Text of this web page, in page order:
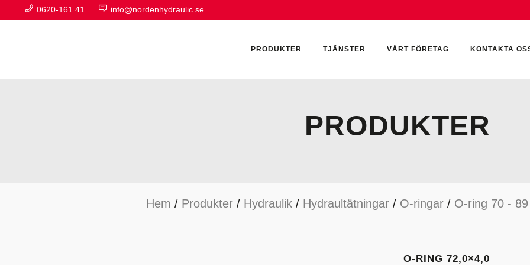
0620-161 41 info@nordenhydraulic.se
PRODUKTER
HYDRAULIKTILLBEHÖR HYDRAULMOTORER
TJÄNSTER VÅRT FÖRETAG KONTAKTA
PRODUKTER
Hem / Produkter / Hydraulik / Hydraultätningar / O-ringar / O-ring 70 -
O-RING 72,0×4,0